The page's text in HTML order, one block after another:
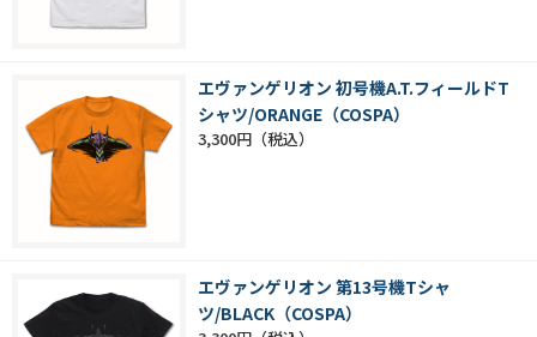
エヴァンゲリオン 初号機A.T.フィールドT
シャツ/ORANGE（COSPA）
3,300円
エヴァンゲリオン 第13号機Tシャ
ツ/BLACK（COSPA）